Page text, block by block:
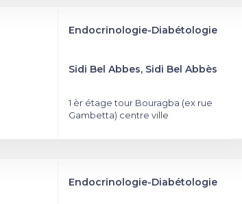
Endocrinologie-Diabétologie
Sidi Bel Abbes, Sidi Bel Abbès
1 èr étage tour Bouragba (ex rue
Gambetta) centre ville
Endocrinologie-Diabétologie